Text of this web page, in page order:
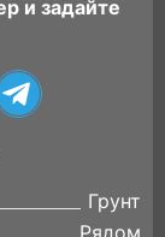
и задайте
Грунт
Рядом